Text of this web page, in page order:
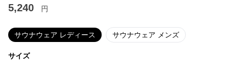
5,240 円
サウナウェア レディース サウナウェア メンズ
サイズ